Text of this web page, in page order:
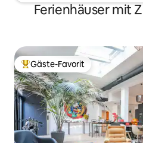
Ferienhäuser mit
Beliebter Gäste-Favorit.
Gäste-Favorit